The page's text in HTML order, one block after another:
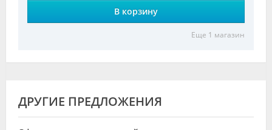
В корзину
Еще 1 магазин
ДРУГИЕ ПРЕДЛОЖЕНИЯ